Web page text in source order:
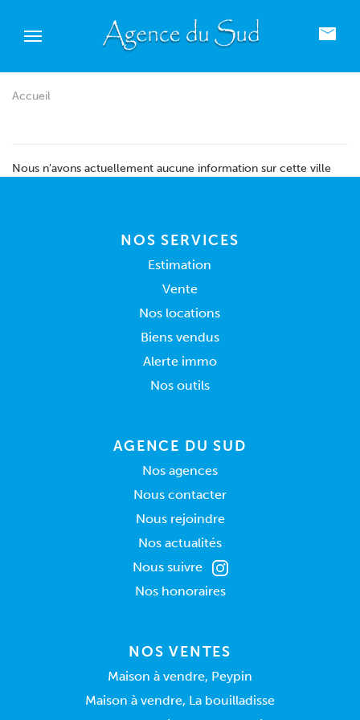
Accueil
Nous n'avons actuellement aucune information sur cette ville
NOS SERVICES
Estimation
Vente
Nos locations
Biens vendus
Alerte immo
Nos outils
AGENCE DU SUD
Nos agences
Nous contacter
Nous rejoindre
Nos actualités
Nous suivre
Nos honoraires
NOS VENTES
Maison à vendre, Peypin
Maison à vendre, La bouilladisse